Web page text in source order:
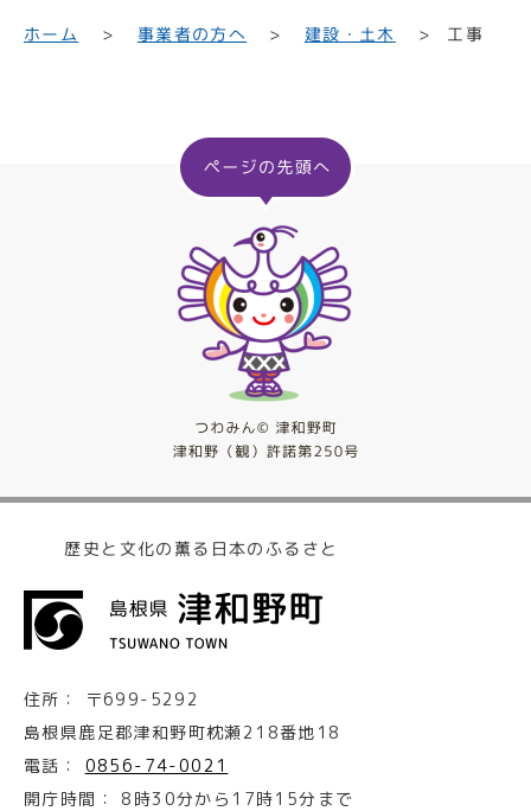
ホーム 事業者の方へ 建設・土木 工事
歴史と文化の薫る日本のふるさと
住所：
〒699-5292
島根県鹿足郡津和野町枕瀬218番地18
電話：
0856-74-0021
開庁時間：
8時30分から17時15分まで